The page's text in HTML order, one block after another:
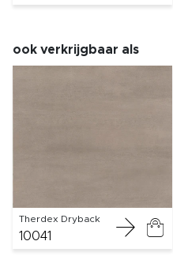
ook verkrijgbaar als
Therdex Dryback
10041